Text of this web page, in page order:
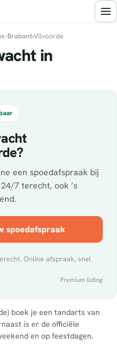
Brabant›Vilvoorde
in
een spoedafspraak bij
7 terecht, ook ’s
spoedafspraak
Online afspraak, snel
Premium listing
boek je een tandarts van
is er de officiële
en op feestdagen.